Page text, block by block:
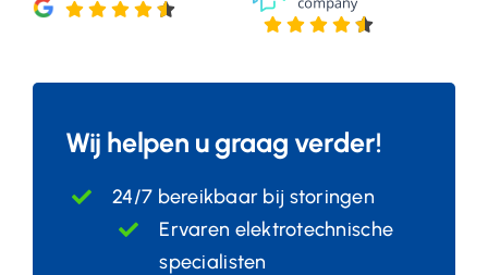
Wij helpen u graag verder!
24/7 bereikbaar bij storingen
Ervaren elektrotechnische
specialisten